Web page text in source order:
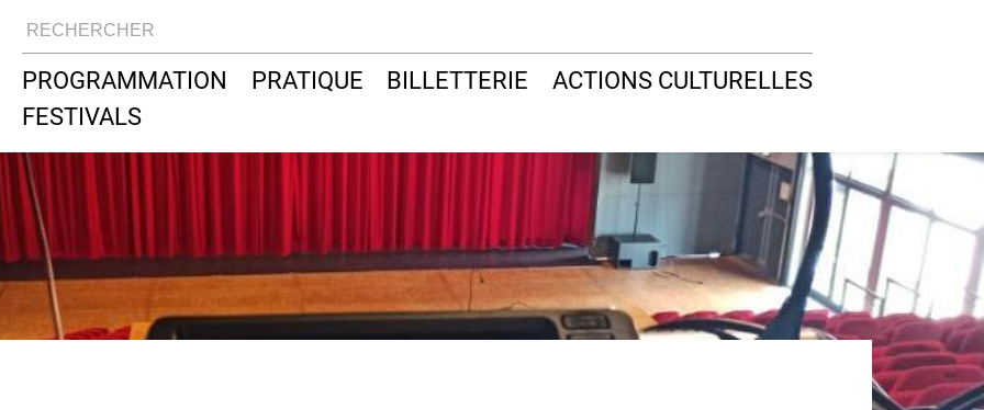
RECHERCHER
Navigation
principale
PROGRAMMATION PRATIQUE BILLETTERIE
ACTIONS CULTURELLES
FESTIVALS